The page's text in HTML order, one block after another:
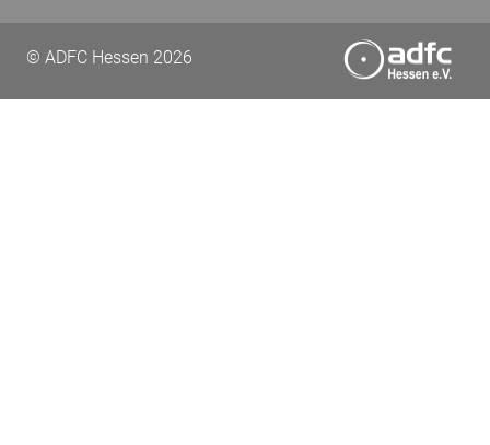
© ADFC Hessen 2026